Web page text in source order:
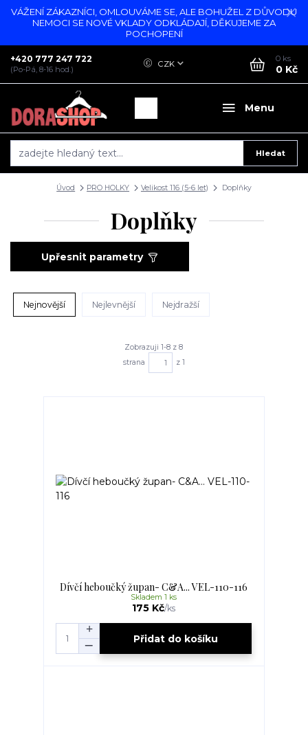
VÁŽENÍ ZÁKAZNÍCI, OMLOUVÁME SE, ALE BOHUŽEL Z DŮVODU
NEMOCI SE NOVÉ VKLADY ODKLÁDAJÍ, DĚKUJEME ZA
POCHOPENÍ
Menu
CZK
Hledat
+420 777 247 722
(Po-Pá, 8-16 hod.)
0 ks
0 Kč
Úvod PRO HOLKY Velikost 116 (5-6 let) Doplňky
Doplňky
Upřesnit parametry
Nejnovější Nejlevnější Nejdražší
Zobrazuji 1-8 z 8
strana
z 1
Dívčí heboučký župan- C&A... VEL-110-116
175 Kč/ks
Skladem 1 ks
Přidat do košíku